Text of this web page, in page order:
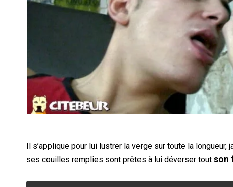
Il s’applique pour lui lustrer la verge sur toute la longueur,
ses couilles remplies sont prêtes à lui déverser tout son